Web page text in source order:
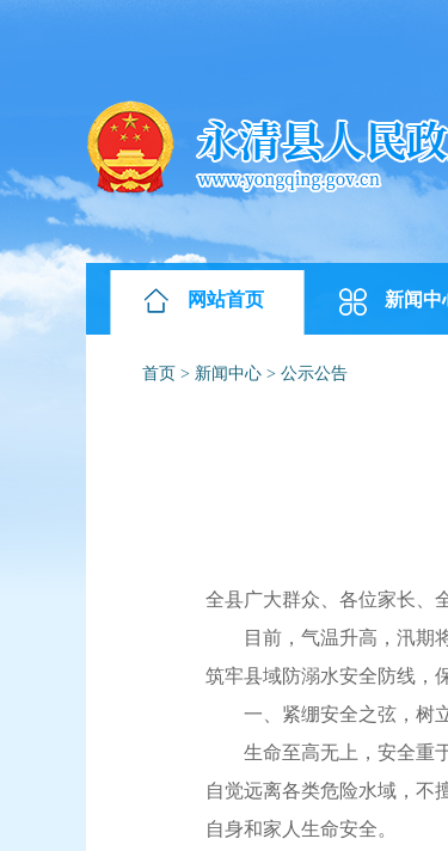
网站首页 新闻中
首页 > 新闻中心 > 公示公告
全县广大群众、各位家长、
目前，气温升高，汛期将
筑牢县域防溺水安全防线，
一、紧绷安全之弦，树
生命至高无上，安全重于
自觉远离各类危险水域，不
自身和家人生命安全。